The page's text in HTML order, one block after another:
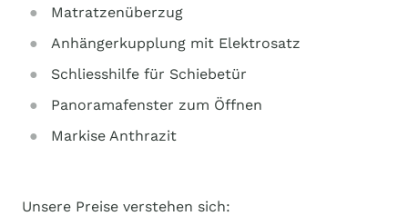
Matratzenüberzug
Anhängerkupplung mit Elektrosatz
Schliesshilfe für Schiebetür
Panoramafenster zum Öffnen
Markise Anthrazit
Unsere Preise verstehen sich: